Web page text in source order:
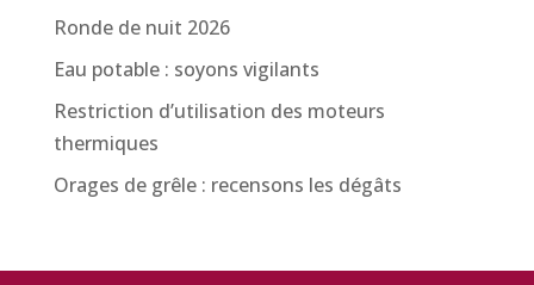
Ronde de nuit 2026
Eau potable : soyons vigilants
Restriction d’utilisation des moteurs
thermiques
Orages de grêle : recensons les dégâts